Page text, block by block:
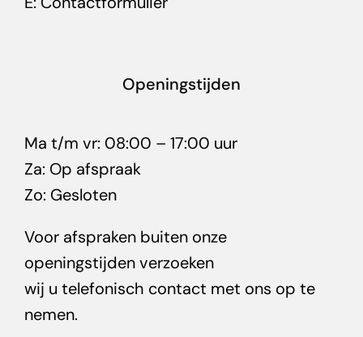
Openingstijden
Ma t/m vr: 08:00 – 17:00 uur
Za: Op afspraak
Zo: Gesloten
Voor afspraken buiten onze
openingstijden verzoeken
wij u telefonisch contact met ons op te
nemen.